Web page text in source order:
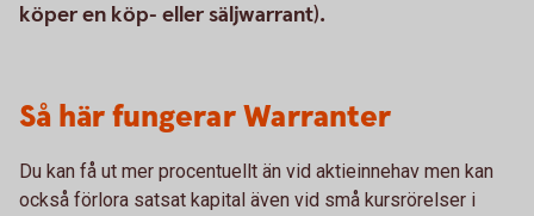
köper en köp- eller säljwarrant).
Så här fungerar Warranter
Du kan få ut mer procentuellt än vid aktieinnehav men kan
också förlora satsat kapital även vid små kursrörelser i